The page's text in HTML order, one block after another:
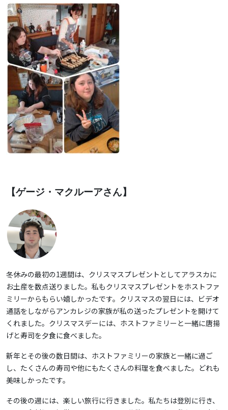
【ゲージ・マクルーアさん】
冬休みの最初の1週間は、クリスマスプレゼントとしてアラスカに
お土産を数点送りました。私もクリスマスプレゼントをホストファ
ミリーからもらい嬉しかったです。クリスマスの翌日には、ビデオ
通話をしながらアンカレジの家族が私の送ったプレゼントを開けて
くれました。クリスマスデーには、ホストファミリーと一緒に唐揚
げと寿司を夕食に食べました。
新年とその後の数日間は、ホストファミリーの家族と一緒に過ご
し、たくさんの寿司や他にもたくさんの料理を食べました。どれも
美味しかったです。
その後の週には、楽しい旅行に行きました。私たちは登別に行き、